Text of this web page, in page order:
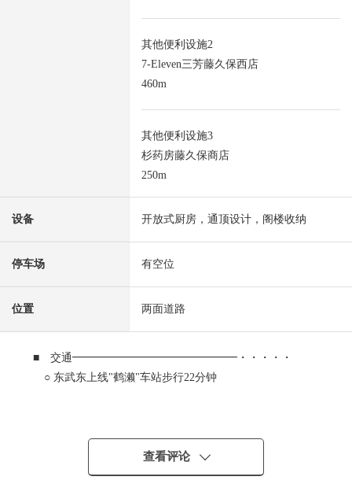
其他便利设施2
7-Eleven三芳藤久保西店
460m
其他便利设施3
杉药房藤久保商店
250m
设备 开放式厨房，通顶设计，阁楼收纳
停车场 有空位
位置 两面道路
■ 交通━━━━━━━━━━━━━━━・・・・・
○ 东武东上线"鹤濑"车站步行22分钟
■ 推荐焦点━━━━━━━━━━━━━━━・・・・・
○ 住協的老分块出售的土地"时空的院子guranshia三芳"
○ 全364区划的整洁的街景，清静的住宅区
查看评论